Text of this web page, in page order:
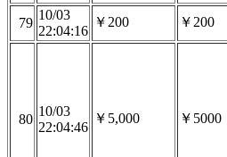
79
10/03
22:04:16
￥200 ￥200
80
10/03
22:04:46
￥5,000 ￥5000